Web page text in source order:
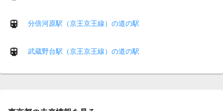
分倍河原駅（京王京王線）の道の駅
武蔵野台駅（京王京王線）の道の駅